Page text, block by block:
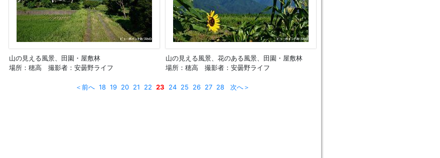
山の見える風景、田園・屋敷林
場所：穂高 撮影者：安曇野ライフ
山の見える風景、花のある風景、田園・屋敷林
場所：穂高 撮影者：安曇野ライフ
＜前へ 18 19 20 21 22 23 24 25 26 27 28 次へ＞